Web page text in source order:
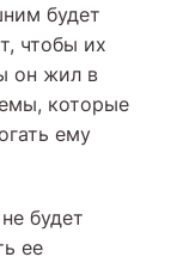
будет
чтобы их
он жил в
которые
ему
будет
ее